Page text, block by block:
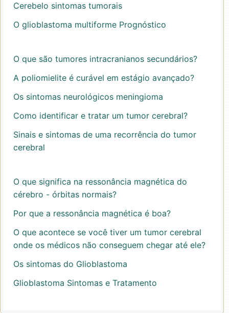
Cerebelo sintomas tumorais
O glioblastoma multiforme Prognóstico
O que são tumores intracranianos secundários?
A poliomielite é curável em estágio avançado?
Os sintomas neurológicos meningioma
Como identificar e tratar um tumor cerebral?
Sinais e sintomas de uma recorrência do tumor
cerebral
O que significa na ressonância magnética do
cérebro - órbitas normais?
Por que a ressonância magnética é boa?
O que acontece se você tiver um tumor cerebral
onde os médicos não conseguem chegar até ele?
Os sintomas do Glioblastoma
Glioblastoma Sintomas e Tratamento